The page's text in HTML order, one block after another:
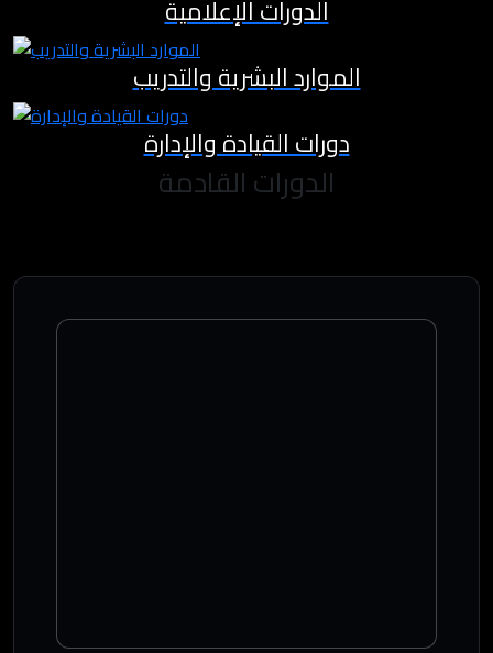
الدورات الإعلامية
الموارد البشرية والتدريب
دورات القيادة والإدارة
الدورات القادمة